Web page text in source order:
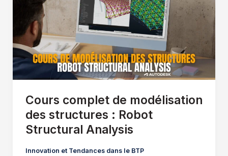
Cours complet de modélisation
des structures : Robot
Structural Analysis
Innovation et Tendances dans le BTP